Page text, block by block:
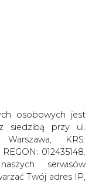
osobowych jest
KRS:
serwisów
Twój adres IP,
aktywności lub
dane te pozwalają
wówczas będą
dane osobowe